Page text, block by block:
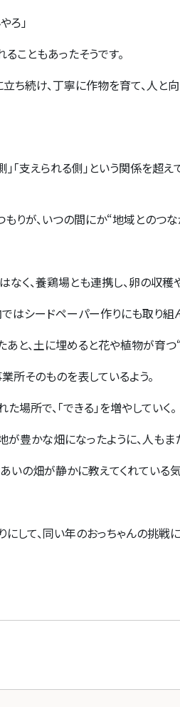
ろ」
こともあったそうです。
ち続け、丁寧に作物を育て、人と
」「支えられる側」という関係を
りが、いつの間にか“地域とのつな
く、養鶏場とも連携し、卵の収穫
はシードペーパー作りにも取り組
あと、土に埋めると花や植物が育つ
所そのものを表しているよう。
た場所で、「できる」を増やしていく。
豊かな畑になったように、人もま
いの畑が静かに教えてくれている
して、同い年のおっちゃんの挑戦